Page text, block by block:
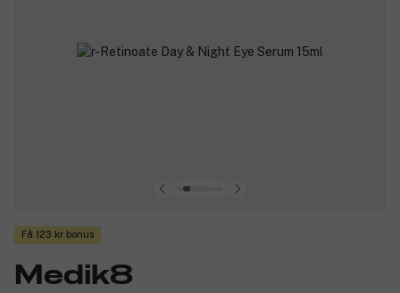
Få 123 kr bonus
Medik8